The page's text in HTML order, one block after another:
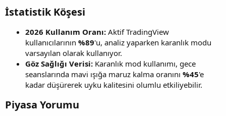
İstatistik Köşesi​
2026 Kullanım Oranı: Aktif TradingView
kullanıcılarının %89'u, analiz yaparken karanlık modu
varsayılan olarak kullanıyor.
Göz Sağlığı Verisi: Karanlık mod kullanımı, gece
seanslarında mavi ışığa maruz kalma oranını %45'e
kadar düşürerek uyku kalitesini olumlu etkiliyebilir.
Piyasa Yorumu​